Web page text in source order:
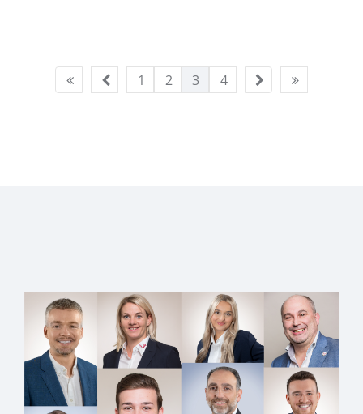
1 2 3 4